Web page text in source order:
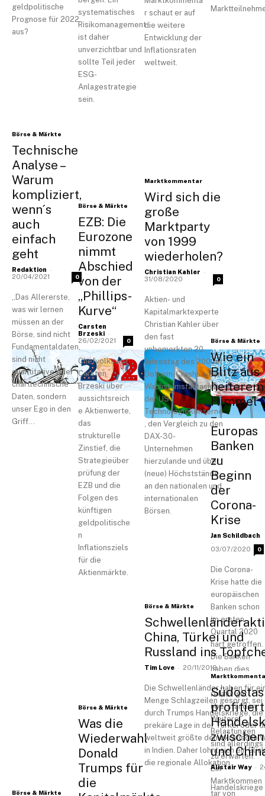
geldpolitische
Prognose für 2022
aus?
systematisches
Risikomanagement
ist daher
unverzichtbar und
sollte Teil jeder
ESG-
Anlagestrategie
sein.
r schaut er auf
die weitere
Entwicklung der
Inflationsraten
weltweit.
Börse & Märkte
Technische
Analyse –
Warum
kompliziert,
wenn´s
auch
einfach
geht
Redaktion -
20/04/2021 0
„Das Allererste,
was wir lernen
müssen an der
Börse, sind nicht
Fundamentaldaten,
sind nicht
quantitative oder
charttechnische
Daten, sondern
unser Ego in den
Griff...
Börse & Märkte
EZB: Die
Eurozone
nimmt
Abschied
von der
„Phillips-
Kurve“
Carsten
Brzeski -
26/02/2021 0
Chefvolkswirt
Carsten
Brzeski über
aussichtsreich
e Aktienwerte,
das
strukturelle
Zinstief, die
Strategieüber
prüfung der
EZB und die
Folgen des
künftigen
geldpolitische
n
Inflationsziels
für die
Aktienmärkte.
Marktkommentar
Wird sich die
große
Marktparty
von 1999
wiederholen?
Christian Kahler -
31/08/2020 0
Aktien- und
Kapitalmarktexperte
Christian Kahler über
den fast
unbemerkten 20.
Jahrestag des 2000er
Dotcom-Crashs, über
Wachstumsfantasien
der US-
Technologiekonzerne
, den Vergleich zu den
DAX-30-
Unternehmen
hierzulande und über
(neue) Höchststände
an den nationalen und
internationalen
Börsen.
Börse & Märkte
Wie ein
Blitz aus
heiterem
Himmel
–
Europas
Banken
zu
Beginn
der
Corona-
Krise
Jan Schildbach
-
03/07/2020 0
Die Corona-
Krise hatte die
europäischen
Banken schon
im ersten
Quartal 2020
hart getroffen.
Die Banken
haben dies
relativ gut
überstanden.
Weitere
Belastungen
sind allerdings
zu erwarten.
Ein
Marktkommen
tar von
Börse & Märkte
Börse & Märkte
Was die
Wiederwahl
Donald
Trumps für
die
Börse & Märkte
China, Türkei und
Russland ins
Tim Love - 20/11/2019
Die Schwellenländer haben für
Menge Schlagzeilen gesorgt, sei
durch Trumps Handelskriege, die
prekäre Lage in der Türkei oder
weltweit größte demokratische
in Indien. Daher lohnt sich ein
die regionale Allokation.
profitiert
und
Alistair Way -
Handelskriege